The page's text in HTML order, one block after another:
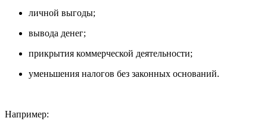
личной выгоды;
вывода денег;
прикрытия коммерческой деятельности;
уменьшения налогов без законных оснований.
Например: